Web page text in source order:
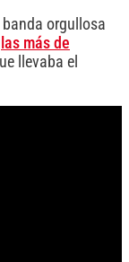
orgullosa
las más de
llevaba el